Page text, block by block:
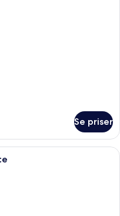
Se priser
sengetøj, minibar,